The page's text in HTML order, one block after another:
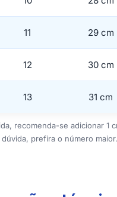
11 29 cm
12 30 cm
13 31 cm
recomenda-se adicionar 1
prefira o número maior.